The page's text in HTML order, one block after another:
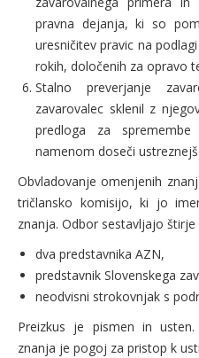
pravna dejanja, ki so
uresničitev pravic na
rokih, določenih za opravo
Stalno preverjanje
zavarovalec sklenil z
predloga za
namenom doseči
Obvladovanje omenjenih
tričlansko komisijo, ki jo
znanja. Odbor sestavljajo štirje
dva predstavnika AZN,
predstavnik Slovenskega
neodvisni strokovnjak s
Preizkus je pismen in
znanja je pogoj za pristop k